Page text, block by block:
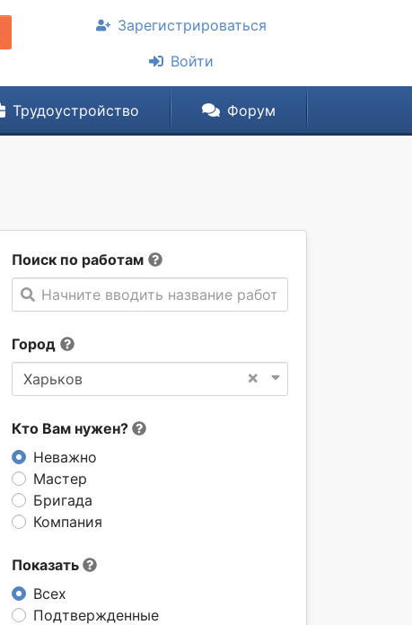
Зарегистрироваться
Войти
Трудоустройство Форум
Поиск по работам
Начните вводить название работы
Город
×
Харьков
Кто Вам нужен?
Неважно
Мастер
Бригада
Компания
Показать
Всех
Подтвержденные